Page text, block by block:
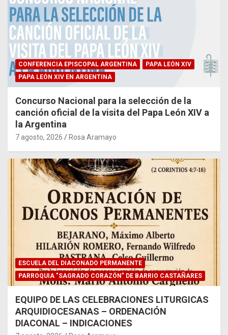
CONFERENCIA EPISCOPAL ARGENTINA
PAPA LEÓN XIV
PAPA LEÓN XIV EN ARGENTINA
Concurso Nacional para la selección de la
canción oficial de la visita del Papa León XIV a
la Argentina
7 agosto, 2026 Rosa Aramayo
ESCUELA DEL DIACONADO PERMANENTE
PARROQUIA "SAGRADO CORAZÓN" DE BARRIO CASTAÑARES
EQUIPO DE LAS CELEBRACIONES LITURGICAS
ARQUIDIOCESANAS – ORDENACIÓN
DIACONAL – INDICACIONES